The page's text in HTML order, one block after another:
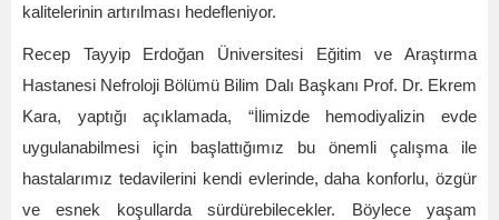
kalitelerinin artırılması hedefleniyor.
Recep Tayyip Erdoğan Üniversitesi Eğitim ve Araştırma
Hastanesi Nefroloji Bölümü Bilim Dalı Başkanı Prof. Dr. Ekrem
Kara, yaptığı açıklamada, “İlimizde hemodiyalizin evde
uygulanabilmesi için başlattığımız bu önemli çalışma ile
hastalarımız tedavilerini kendi evlerinde, daha konforlu, özgür
ve esnek koşullarda sürdürebilecekler. Böylece yaşam